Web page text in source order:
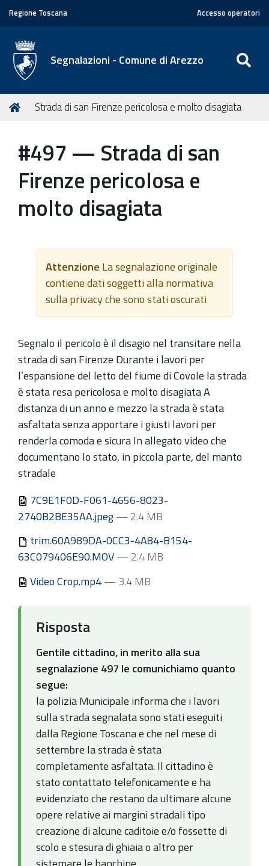
Regione Toscana Accesso operatori
Segnalazioni - Comune di Arezzo
T
Home
Strada di san Firenze pericolosa e molto disagiata
#497 — Strada di san
Firenze pericolosa e
molto disagiata
Attenzione La segnalazione originale
contiene dati soggetti alla normativa
sulla privacy che sono stati oscurati
Segnalo il pericolo è il disagio nel transitare nella
strada di san Firenze Durante i lavori per
l’espansione del letto del fiume di Covole la strada
è stata resa pericolosa e molto disagiata A
distanza di un anno e mezzo la strada è stata
asfaltata senza apportare i giusti lavori per
renderla comoda e sicura In allegato video che
documentano lo stato, in piccola parte, del manto
stradale
7C9E1F0D-F061-4656-8023-
2740B2BE35AA.jpeg— 2.4 MB
trim.60A989DA-0CC3-4A84-B154-
63C079406E90.MOV— 2.4 MB
Video Crop.mp4— 3.4 MB
Risposta
Gentile cittadino, in merito alla sua
segnalazione 497 le comunichiamo quanto
segue:
la polizia Municipale informa che i lavori
sulla strada segnalata sono stati eseguiti
dalla Regione Toscana e che nel mese di
settembre la strada è stata
completamente asfaltata. Il cittadino è
stato contattato telefonicamente e ha
evidenziato che restano da ultimare alcune
opere relative ai margini stradali tipo
creazione di alcune caditoie e/o fossette di
scolo e stesura di ghiaia o altro per